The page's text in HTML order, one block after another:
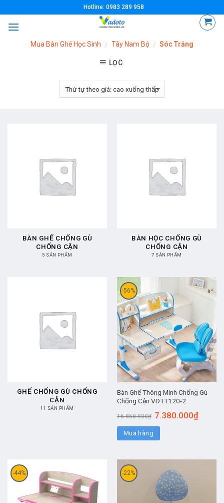
content
Hotline: 0983 289 958
Mua Bàn Ghế Học Sinh / Tây Nam Bộ / Sóc Trăng
LỌC
BÀN GHẾ CHỐNG GÙ
CHỐNG CẬN
5 SẢN PHẨM
BÀN HỌC CHỐNG GÙ
CHỐNG CẬN
7 SẢN PHẨM
GHẾ CHỐNG GÙ CHỐNG
CẬN
11 SẢN PHẨM
-56%
Bàn Ghế Thông Minh Chống Gù
Chống Cận VDTT120-2
16.850.000₫ 7.380.000₫
Mua hàng
-44% -22%